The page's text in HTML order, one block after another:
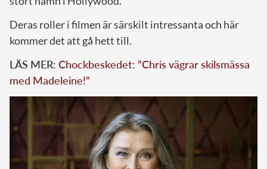
Deras roller i filmen är särskilt intressanta och här
kommer det att gå hett till.
LÄS MER: Chockbeskedet: ”Chris vägrar skilsmässa
med Madeleine!”